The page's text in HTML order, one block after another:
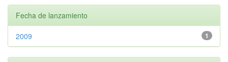
Fecha de lanzamiento
1
2009